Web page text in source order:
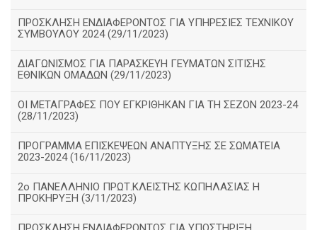
ΠΡΟΣΚΛΗΣΗ ΕΝΔΙΑΦΕΡΟΝΤΟΣ ΓΙΑ ΥΠΗΡΕΣΙΕΣ ΤΕΧΝΙΚΟΥ
ΣΥΜΒΟΥΛΟΥ 2024 (29/11/2023)
ΔΙΑΓΩΝΙΣΜΟΣ ΓΙΑ ΠΑΡΑΣΚΕΥΗ ΓΕΥΜΑΤΩΝ ΣΙΤΙΣΗΣ
ΕΘΝΙΚΩΝ ΟΜΑΔΩΝ (29/11/2023)
ΟΙ ΜΕΤΑΓΡΑΦΕΣ ΠΟΥ ΕΓΚΡΙΘΗΚΑΝ ΓΙΑ ΤΗ ΣΕΖΟΝ 2023-24
(28/11/2023)
ΠΡΟΓΡΑΜΜΑ ΕΠΙΣΚΕΨΕΩΝ ΑΝΑΠΤΥΞΗΣ ΣΕ ΣΩΜΑΤΕΙΑ
2023-2024 (16/11/2023)
2ο ΠΑΝΕΛΛΗΝΙΟ ΠΡΩΤ.ΚΛΕΙΣΤΗΣ ΚΩΠΗΛΑΣΙΑΣ Η
ΠΡΟΚΗΡΥΞΗ (3/11/2023)